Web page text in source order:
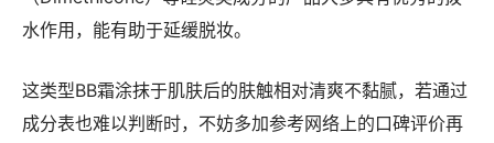
水作用，能有助于延缓脱妆。
这类型BB霜涂抹于肌肤后的肤触相对清爽不黏腻，若通过
成分表也难以判断时，不妨多加参考网络上的口碑评价再